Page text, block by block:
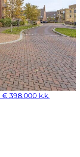
€ 398.000 k.k.